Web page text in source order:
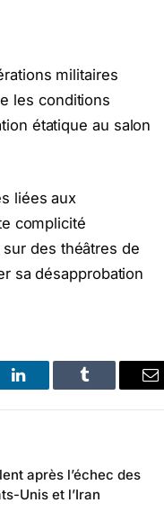
militaires
les conditions
étatique au salon
liées aux
complicité
des théâtres de
sa désapprobation
LinkedIn Tumblr
après l’échec des
Unis et l’Iran